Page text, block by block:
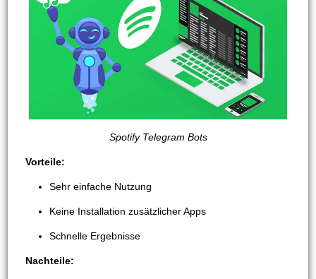
Spotify Telegram Bots
Vorteile:
Sehr einfache Nutzung
Keine Installation zusätzlicher Apps
Schnelle Ergebnisse
Nachteile: